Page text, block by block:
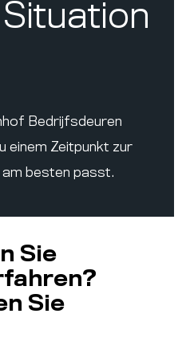
Bedrijfsdeuren
einem Zeitpunkt zur
am besten passt.
Sie
Sie